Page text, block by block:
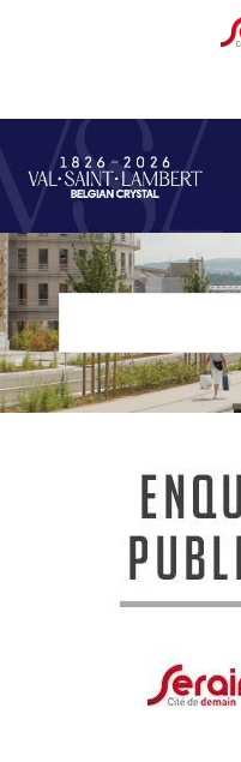
Rechercher
Cookies management panel